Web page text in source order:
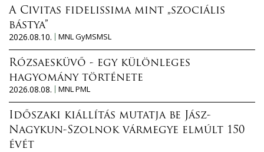
A Civitas fidelissima mint „szociális
bástya”
2026.08.10.
MNL GyMSMSL
Rózsaesküvő - egy különleges
hagyomány története
2026.08.08.
MNL PML
Időszaki kiállítás mutatja be Jász-
Nagykun-Szolnok vármegye elmúlt 150
évét